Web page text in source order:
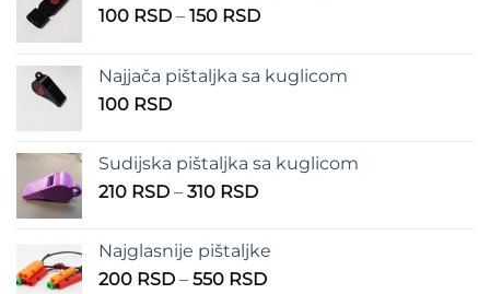
100 RSD – 150 RSDRaspon
100 RSD
Najjača pištaljka sa kuglicom
100 RSD
Sudijska pištaljka sa kuglicom
210 RSD – 310 RSDRaspon
210 RSD
do
Najglasnije pištaljke
200 RSD – 550 RSDRaspon